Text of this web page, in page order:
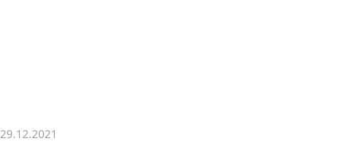
29.12.2021